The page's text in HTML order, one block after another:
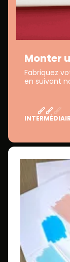
Monter
Fabriquez
en suivant